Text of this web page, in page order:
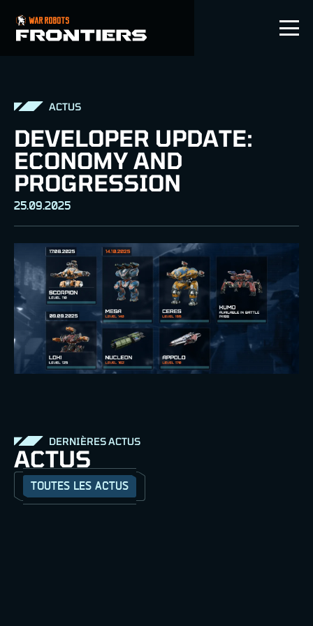
FR
ACTUS
DEVELOPER UPDATE:
ECONOMY AND
PROGRESSION
25.09.2025
DERNIÈRES ACTUS
ACTUS
TOUTES LES ACTUS